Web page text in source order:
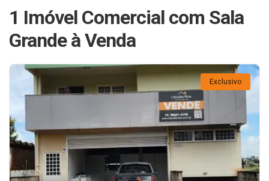
1 Imóvel Comercial com Sala
Grande à Venda
Exclusivo